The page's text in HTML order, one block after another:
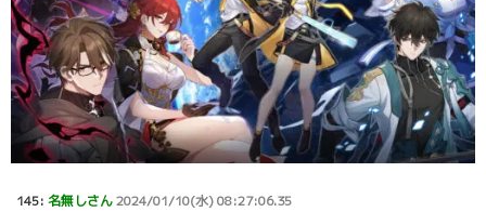
145: 名無しさん2024/01/10(水) 08:27:06.35